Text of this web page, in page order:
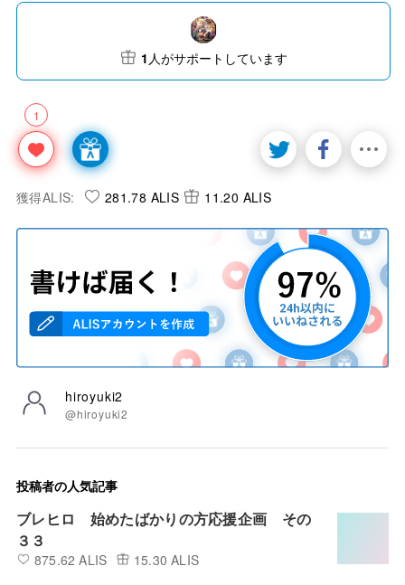
1
1 人がサポートしています
獲得ALIS: 281.78 ALIS 11.20 ALIS
hiroyuki2
@hiroyuki2
投稿者の人気記事
ブレヒロ 始めたばかりの方応援企画 その
３３
875.62 ALIS 15.30 ALIS